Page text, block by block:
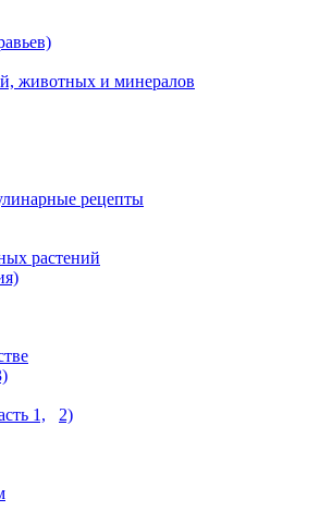
животных и минералов
рецепты
растений
1,
2)